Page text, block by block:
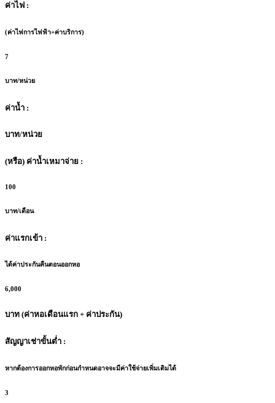
ค่าไฟ :
(ค่าไฟการไฟฟ้า+ค่าบริการ)
7
บาท/หน่วย
ค่าน้ำ :
บาท/หน่วย
(หรือ) ค่าน้ำเหมาจ่าย :
100
บาท/เดือน
ค่าแรกเข้า :
ได้ค่าประกันคืนตอนออกหอ
6,000
บาท (ค่าหอเดือนแรก + ค่าประกัน)
สัญญาเช่าขั้นต่ำ :
หากต้องการออกหอพักก่อนกำหนดอาจจะมีค่าใช้จ่ายเพิ่มเติมได้
3